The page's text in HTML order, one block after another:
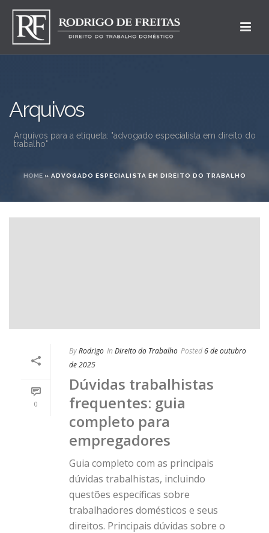
Arquivos
Arquivos para a etiqueta: "advogado especialista em direito do
trabalho"
HOME» ADVOGADO ESPECIALISTA EM DIREITO DO TRABALHO
0
ByRodrigo In Direito do Trabalho Posted6 de outubro
de 2025
Dúvidas trabalhistas
frequentes: guia
completo para
empregadores
Guia completo com as principais
dúvidas trabalhistas, incluindo
questões específicas sobre
trabalhadores domésticos e seus
direitos. Principais dúvidas sobre o